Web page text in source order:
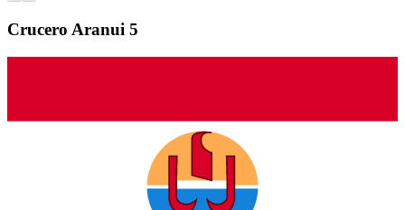
Crucero Aranui 5